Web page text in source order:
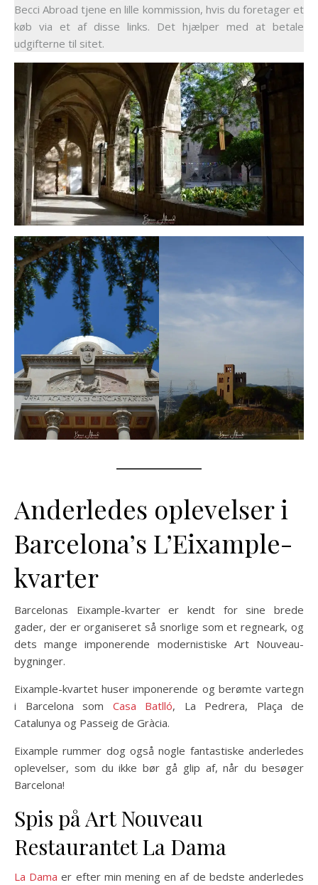
Becci Abroad tjene en lille kommission, hvis du foretager et
køb via et af disse links. Det hjælper med at betale
udgifterne til sitet.
Anderledes oplevelser i
Barcelona’s L’Eixample-
kvarter
Barcelonas Eixample-kvarter er kendt for sine brede
gader, der er organiseret så snorlige som et regneark, og
dets mange imponerende modernistiske Art Nouveau-
bygninger.
Eixample-kvartet huser imponerende og berømte vartegn
i Barcelona som Casa Batlló, La Pedrera, Plaça de
Catalunya og Passeig de Gràcia.
Eixample rummer dog også nogle fantastiske anderledes
oplevelser, som du ikke bør gå glip af, når du besøger
Barcelona!
Spis på Art Nouveau
Restaurantet La Dama
La Dama er efter min mening en af de bedste anderledes